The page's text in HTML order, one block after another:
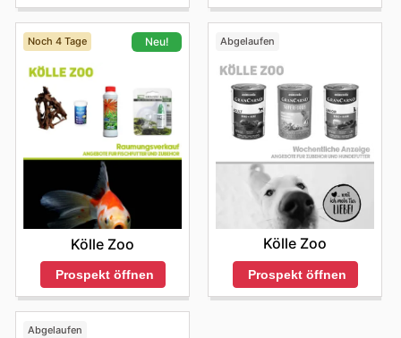
Noch 4 Tage Neu!
Kölle Zoo
Prospekt öffnen
Abgelaufen
Kölle Zoo
Prospekt öffnen
Abgelaufen